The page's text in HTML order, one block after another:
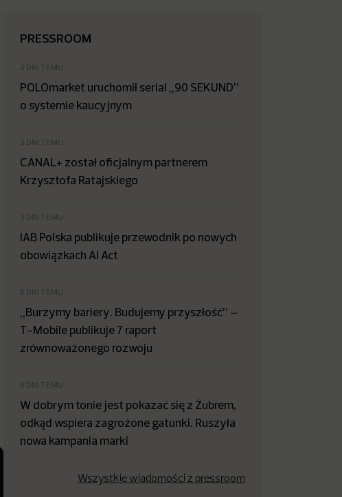
PRESSROOM
2 DNI TEMU
POLOmarket uruchomił serial „90 SEKUND”
o systemie kaucyjnym
3 DNI TEMU
CANAL+ został oficjalnym partnerem
Krzysztofa Ratajskiego
3 DNI TEMU
IAB Polska publikuje przewodnik po nowych
obowiązkach AI Act
5 DNI TEMU
„Burzymy bariery. Budujemy przyszłość” –
T-Mobile publikuje 7 raport
zrównoważonego rozwoju
6 DNI TEMU
W dobrym tonie jest pokazać się z Żubrem,
odkąd wspiera zagrożone gatunki. Ruszyła
nowa kampania marki
Wszystkie wiadomości z pressroom